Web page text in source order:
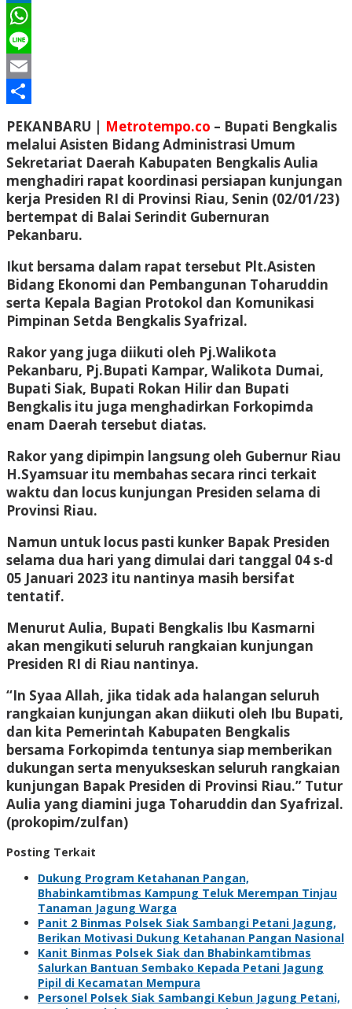
LinkedIn
WhatsApp
Line
Email
PEKANBARU | Metrotempo.co – Bupati Bengkalis
melalui Asisten Bidang Administrasi Umum
Sekretariat Daerah Kabupaten Bengkalis Aulia
menghadiri rapat koordinasi persiapan kunjungan
kerja Presiden RI di Provinsi Riau, Senin (02/01/23)
bertempat di Balai Serindit Gubernuran
Pekanbaru.
Ikut bersama dalam rapat tersebut Plt.Asisten
Bidang Ekonomi dan Pembangunan Toharuddin
serta Kepala Bagian Protokol dan Komunikasi
Pimpinan Setda Bengkalis Syafrizal.
Rakor yang juga diikuti oleh Pj.Walikota
Pekanbaru, Pj.Bupati Kampar, Walikota Dumai,
Bupati Siak, Bupati Rokan Hilir dan Bupati
Bengkalis itu juga menghadirkan Forkopimda
enam Daerah tersebut diatas.
Rakor yang dipimpin langsung oleh Gubernur Riau
H.Syamsuar itu membahas secara rinci terkait
waktu dan locus kunjungan Presiden selama di
Provinsi Riau.
Namun untuk locus pasti kunker Bapak Presiden
selama dua hari yang dimulai dari tanggal 04 s-d
05 Januari 2023 itu nantinya masih bersifat
tentatif.
Menurut Aulia, Bupati Bengkalis Ibu Kasmarni
akan mengikuti seluruh rangkaian kunjungan
Presiden RI di Riau nantinya.
“In Syaa Allah, jika tidak ada halangan seluruh
rangkaian kunjungan akan diikuti oleh Ibu Bupati,
dan kita Pemerintah Kabupaten Bengkalis
bersama Forkopimda tentunya siap memberikan
dukungan serta menyukseskan seluruh rangkaian
kunjungan Bapak Presiden di Provinsi Riau.” Tutur
Aulia yang diamini juga Toharuddin dan Syafrizal.
(prokopim/zulfan)
Posting Terkait
Dukung Program Ketahanan Pangan,
Bhabinkamtibmas Kampung Teluk Merempan Tinjau
Tanaman Jagung Warga
Panit 2 Binmas Polsek Siak Sambangi Petani Jagung,
Berikan Motivasi Dukung Ketahanan Pangan Nasional
Kanit Binmas Polsek Siak dan Bhabinkamtibmas
Salurkan Bantuan Sembako Kepada Petani Jagung
Pipil di Kecamatan Mempura
Personel Polsek Siak Sambangi Kebun Jagung Petani,